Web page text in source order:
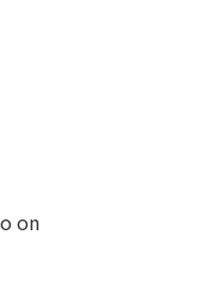
on